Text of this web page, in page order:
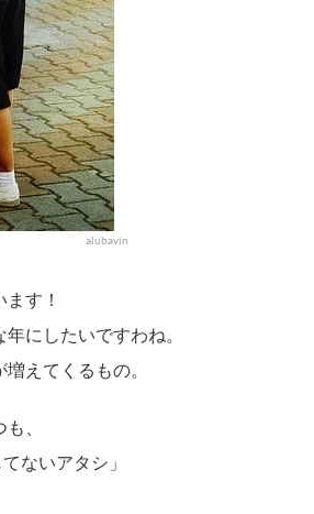
alubavin
す！
にしたいですわね。
えてくるもの。
、
ないアタシ」